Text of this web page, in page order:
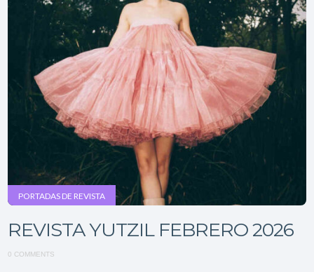
PORTADAS DE REVISTA
REVISTA YUTZIL FEBRERO 2026
0 COMMENTS